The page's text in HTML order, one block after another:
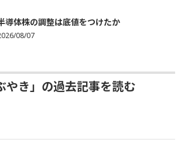
導体株の調整は底値をつけたか
08/07
やき」の過去記事を読む